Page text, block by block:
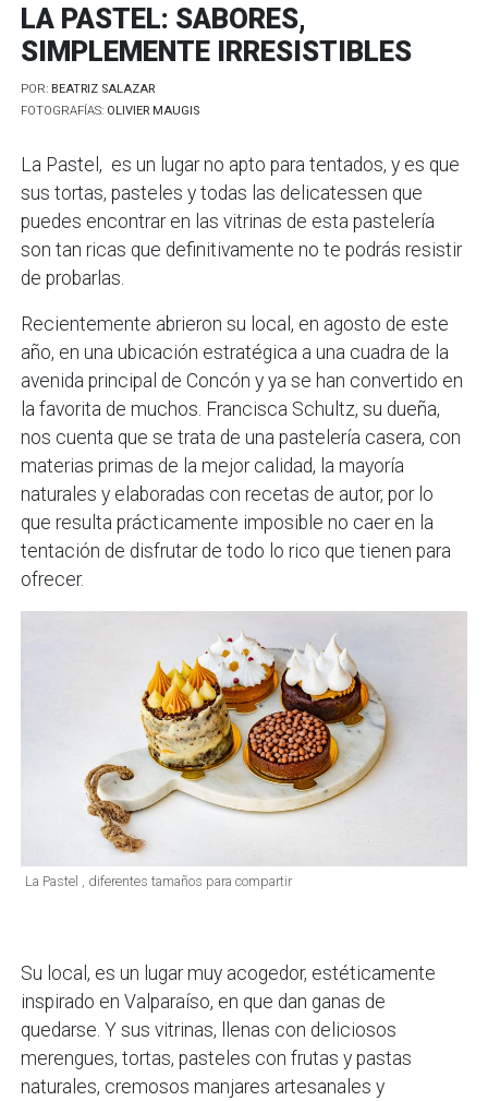
LA PASTEL: SABORES,
SIMPLEMENTE IRRESISTIBLES
POR: BEATRIZ SALAZAR
FOTOGRAFÍAS: OLIVIER MAUGIS
La Pastel, es un lugar no apto para tentados, y es que
sus tortas, pasteles y todas las delicatessen que
puedes encontrar en las vitrinas de esta pastelería
son tan ricas que definitivamente no te podrás resistir
de probarlas.
Recientemente abrieron su local, en agosto de este
año, en una ubicación estratégica a una cuadra de la
avenida principal de Concón y ya se han convertido en
la favorita de muchos. Francisca Schultz, su dueña,
nos cuenta que se trata de una pastelería casera, con
materias primas de la mejor calidad, la mayoría
naturales y elaboradas con recetas de autor, por lo
que resulta prácticamente imposible no caer en la
tentación de disfrutar de todo lo rico que tienen para
ofrecer.
La Pastel , diferentes tamaños para compartir
Su local, es un lugar muy acogedor, estéticamente
inspirado en Valparaíso, en que dan ganas de
quedarse. Y sus vitrinas, llenas con deliciosos
merengues, tortas, pasteles con frutas y pastas
naturales, cremosos manjares artesanales y